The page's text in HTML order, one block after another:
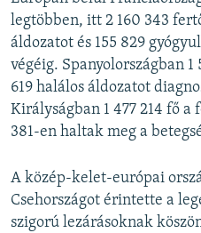
legtöbben, itt 2 160 343
áldozatot és 155 829
végéig. Spanyolországban
619 halálos áldozatot
Királyságban 1 477 214 fő a
381-en haltak meg a
A közép-kelet-európai
Csehországot érintette a
szigorú lezárásoknak